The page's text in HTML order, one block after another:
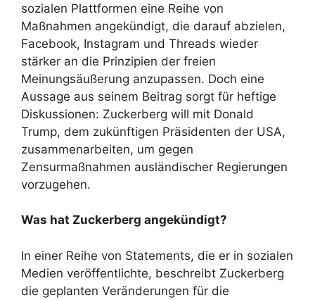
sozialen Plattformen eine Reihe von
Maßnahmen angekündigt, die darauf abzielen,
Facebook, Instagram und Threads wieder
stärker an die Prinzipien der freien
Meinungsäußerung anzupassen. Doch eine
Aussage aus seinem Beitrag sorgt für heftige
Diskussionen: Zuckerberg will mit Donald
Trump, dem zukünftigen Präsidenten der USA,
zusammenarbeiten, um gegen
Zensurmaßnahmen ausländischer Regierungen
vorzugehen.
Was hat Zuckerberg angekündigt?
In einer Reihe von Statements, die er in sozialen
Medien veröffentlichte, beschreibt Zuckerberg
die geplanten Veränderungen für die